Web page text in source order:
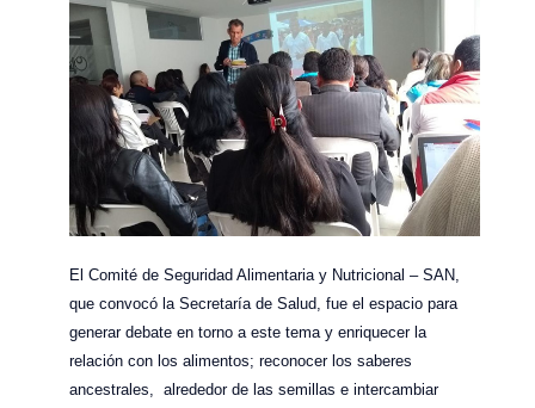
El Comité de Seguridad Alimentaria y Nutricional – SAN,
que convocó la Secretaría de Salud, fue el espacio para
generar debate en torno a este tema y enriquecer la
relación con los alimentos; reconocer los saberes
ancestrales, alrededor de las semillas e intercambiar